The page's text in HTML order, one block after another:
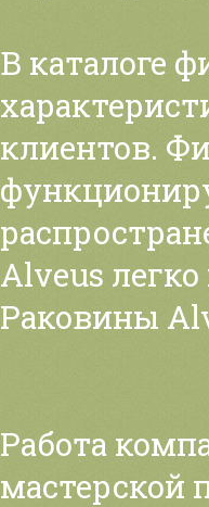
В каталоге
клиентов.
Alveus
Раковины
Работа
мастерской